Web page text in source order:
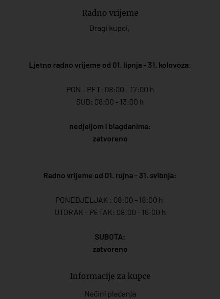
Radno vrijeme
Dragi kupci,
Ljetno radno vrijeme od 01. lipnja - 31. kolovoza:
PON - PET: 08:00 - 17:00 h
SUB: 08:00 - 13:00 h
nedjeljom i blagdanima:
zatvoreno
Radno vrijeme od 01. rujna - 31. svibnja:
PONEDJELJAK : 08:00 - 18:00 h
UTORAK - PETAK: 08:00 - 16:00 h
SUBOTA:
zatvoreno
Informacije za kupce
Načini plaćanja